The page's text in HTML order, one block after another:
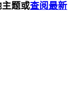
题或查阅最新